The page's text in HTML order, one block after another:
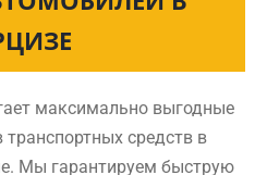
максимально выгодные
средств в
Мы гарантируем быструю